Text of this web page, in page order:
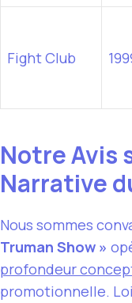
Fight Club
Notre Avis
Narrative
Nous sommes
Truman Show »
profondeur
promotionnelle.